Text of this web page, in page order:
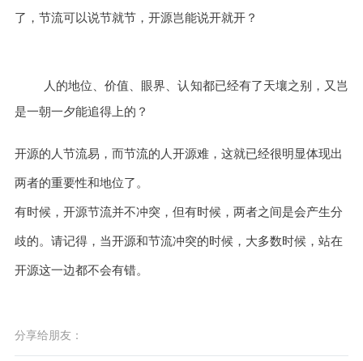
了，节流可以说节就节，开源岂能说开就开？
人的地位、价值、眼界、认知都已经有了天壤之别，又岂
是一朝一夕能追得上的？
开源的人节流易，而节流的人开源难，这就已经很明显体现出
两者的重要性和地位了。
有时候，开源节流并不冲突，但有时候，两者之间是会产生分
歧的。请记得，当开源和节流冲突的时候，大多数时候，站在
开源这一边都不会有错。
分享给朋友：